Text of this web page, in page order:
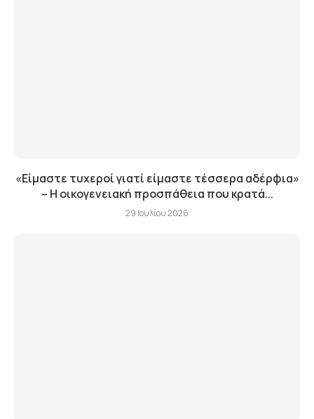
«Είμαστε τυχεροί γιατί είμαστε τέσσερα αδέρφια»
– Η οικογενειακή προσπάθεια που κρατά...
29 Ιουλίου 2026